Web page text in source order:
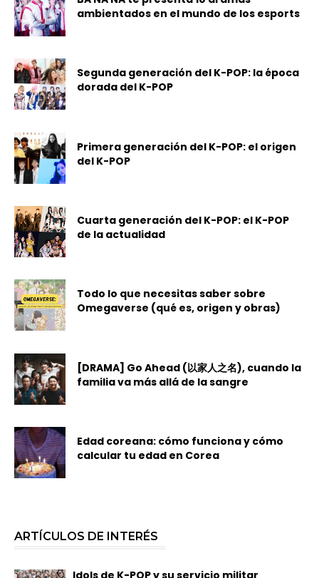
ambientados en el mundo de los esports
Segunda generación del K-POP: la época
dorada del K-POP
Primera generación del K-POP: el origen
del K-POP
Cuarta generación del K-POP: el K-POP
de la actualidad
Todo lo que necesitas saber sobre
Omegaverse (qué es, origen y obras)
[DRAMA] Go Ahead (以家人之名), cuando la
familia va más allá de la sangre
Edad coreana: cómo funciona y cómo
calcular tu edad en Corea
ARTÍCULOS DE INTERÉS